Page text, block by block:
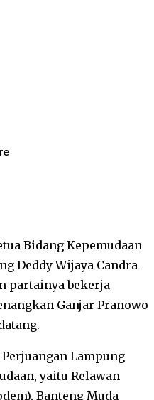
Bidang Kepemudaan
Deddy Wijaya Candra
partainya bekerja
Ganjar Pranowo
Lampung
yaitu Relawan
Banteng Muda